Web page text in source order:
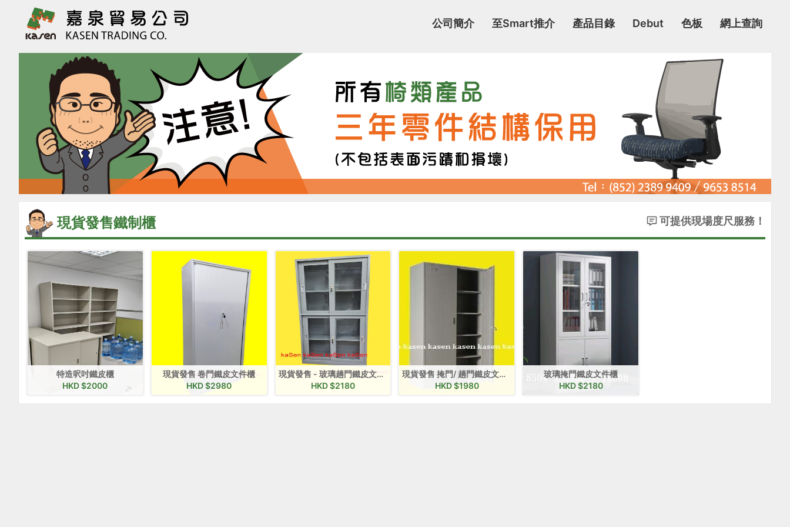
公司簡介 至Smart推介 產品目錄 Debut 色板 網上查詢
現貨發售鐵制櫃
可提供現場度尺服務！
特造呎吋鐵皮櫃
HKD $2000
現貨發售 卷門鐵皮文件櫃
HKD $2980
現貨發售 - 玻璃趟門鐵皮文件櫃
HKD $2180
現貨發售 掩門/ 趟門鐵皮文件櫃 SS0818
HKD $1980
玻璃掩門鐵皮文件櫃
HKD $2180